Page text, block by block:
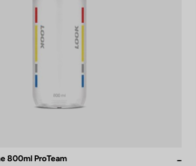
800ml ProTeam